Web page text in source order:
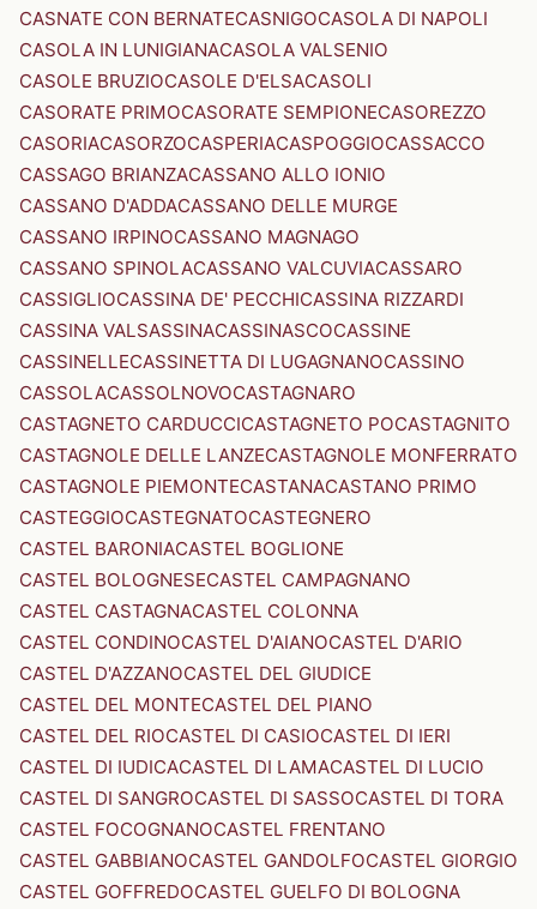
CASNATE CON BERNATECASNIGOCASOLA DI NAPOLI
CASOLA IN LUNIGIANACASOLA VALSENIO
CASOLE BRUZIOCASOLE D'ELSACASOLI
CASORATE PRIMOCASORATE SEMPIONECASOREZZO
CASORIACASORZOCASPERIACASPOGGIOCASSACCO
CASSAGO BRIANZACASSANO ALLO IONIO
CASSANO D'ADDACASSANO DELLE MURGE
CASSANO IRPINOCASSANO MAGNAGO
CASSANO SPINOLACASSANO VALCUVIACASSARO
CASSIGLIOCASSINA DE' PECCHICASSINA RIZZARDI
CASSINA VALSASSINACASSINASCOCASSINE
CASSINELLECASSINETTA DI LUGAGNANOCASSINO
CASSOLACASSOLNOVOCASTAGNARO
CASTAGNETO CARDUCCICASTAGNETO POCASTAGNITO
CASTAGNOLE DELLE LANZECASTAGNOLE MONFERRATO
CASTAGNOLE PIEMONTECASTANACASTANO PRIMO
CASTEGGIOCASTEGNATOCASTEGNERO
CASTEL BARONIACASTEL BOGLIONE
CASTEL BOLOGNESECASTEL CAMPAGNANO
CASTEL CASTAGNACASTEL COLONNA
CASTEL CONDINOCASTEL D'AIANOCASTEL D'ARIO
CASTEL D'AZZANOCASTEL DEL GIUDICE
CASTEL DEL MONTECASTEL DEL PIANO
CASTEL DEL RIOCASTEL DI CASIOCASTEL DI IERI
CASTEL DI IUDICACASTEL DI LAMACASTEL DI LUCIO
CASTEL DI SANGROCASTEL DI SASSOCASTEL DI TORA
CASTEL FOCOGNANOCASTEL FRENTANO
CASTEL GABBIANOCASTEL GANDOLFOCASTEL GIORGIO
CASTEL GOFFREDOCASTEL GUELFO DI BOLOGNA